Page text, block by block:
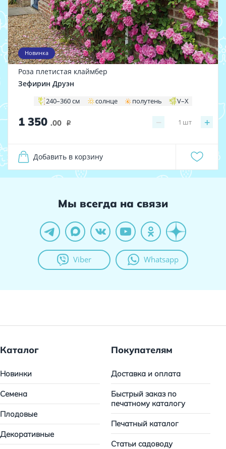
Новинка
Роза плетистая клаймбер
Зефирин Друэн
240–360 см солнце полутень V–X
1 350 .00 i − +
1 шт
Добавить в корзину
Мы всегда на связи
Viber Whatsapp
Каталог
Новинки
Семена
Плодовые
Декоративные
Покупателям
Доставка и оплата
Быстрый заказ по
печатному каталогу
Печатный каталог
Статьи садоводу